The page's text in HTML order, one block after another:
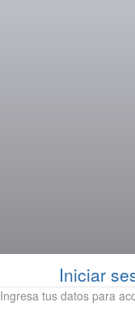
Iniciar
Ingresa tus datos para